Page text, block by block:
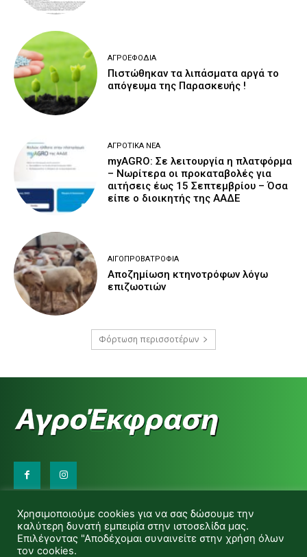
ΑΓΡΟΕΦΌΔΙΑ
Πιστώθηκαν τα λιπάσματα αργά το
απόγευμα της Παρασκευής !
ΑΓΡΟΤΙΚΆ ΝΈΑ
myAGRO: Σε λειτουργία η πλατφόρμα
– Νωρίτερα οι προκαταβολές για
αιτήσεις έως 15 Σεπτεμβρίου – Όσα
είπε ο διοικητής της ΑΑΔΕ
ΑΙΓΟΠΡΟΒΑΤΡΟΦΊΑ
Αποζημίωση κτηνοτρόφων λόγω
επιζωοτιών
Φόρτωση περισσοτέρων
d.makas@yahoo.gr
info@agrofitro.gr
Μακάς Ντίνος
Χρησιμοποιούμε cookies για να σας δώσουμε την
καλύτερη δυνατή εμπειρία στην ιστοσελίδα μας.
Επιλέγοντας "Αποδέχομαι συναινείτε στην χρήση όλων
τον cookies.